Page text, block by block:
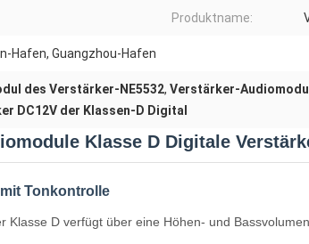
Produktname:
Hafen, Guangzhou-Hafen
des Verstärker-NE5532, Verstärker-
DC12V der Klassen-D Digital
Klasse D Digitale
Tonkontrolle
Klasse D verfügt über eine Höhen- und